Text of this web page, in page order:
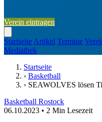
Verein eintragen
Startseite Artikel Termine
Mediathek
Startseite
› Basketball
› SEAWOLVES lösen
Basketball Rostock
06.10.2023 • 2 Min Lesezeit